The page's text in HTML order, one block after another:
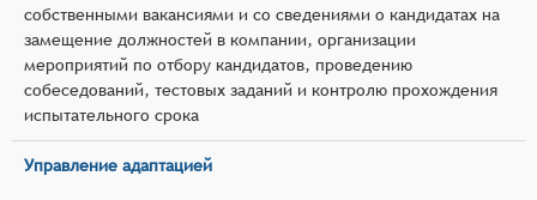
собственными вакансиями и со сведениями о кандидатах на
замещение должностей в компании, организации
мероприятий по отбору кандидатов, проведению
собеседований, тестовых заданий и контролю прохождения
испытательного срока
Управление адаптацией